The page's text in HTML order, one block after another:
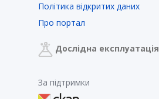
Політика відкритих даних
Про портал
Дослідна експлуатація
За підтримки